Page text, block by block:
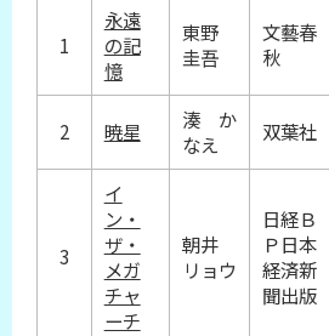
1
永遠
の記
憶
東野
圭吾
文藝春
秋
2 暁星
湊 か
なえ
双葉社
3
イ
ン・
ザ・
メガ
チャ
ーチ
朝井
リョウ
日経Ｂ
Ｐ日本
経済新
聞出版